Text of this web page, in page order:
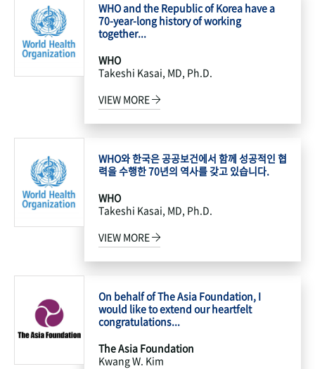
WHO and the Republic of Korea have a
70-year-long history of working
together...
WHO
Takeshi Kasai, MD, Ph.D.
VIEW MORE
WHO와 한국은 공공보건에서 함께 성공적인 협
력을 수행한 70년의 역사를 갖고 있습니다.
WHO
Takeshi Kasai, MD, Ph.D.
VIEW MORE
On behalf of The Asia Foundation, I
would like to extend our heartfelt
congratulations...
The Asia Foundation
Kwang W. Kim